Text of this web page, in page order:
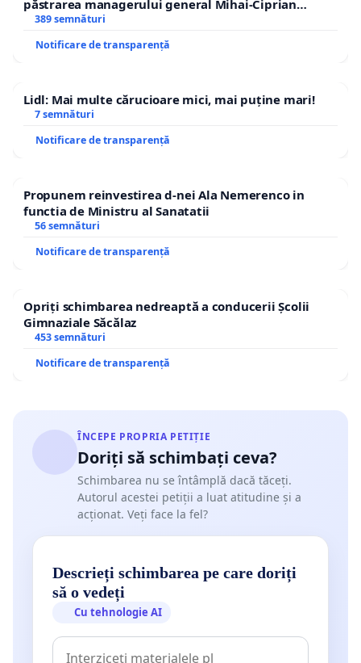
păstrarea managerului general Mihai-Ciprian
ROGOJAN
389 semnături
Notificare de transparență
Lidl: Mai multe cărucioare mici, mai puține mari!
7 semnături
Notificare de transparență
Propunem reinvestirea d-nei Ala Nemerenco in
functia de Ministru al Sanatatii
56 semnături
Notificare de transparență
Opriți schimbarea nedreaptă a conducerii Școlii
Gimnaziale Săcălaz
453 semnături
Notificare de transparență
ÎNCEPE PROPRIA PETIȚIE
Doriți să schimbați ceva?
Schimbarea nu se întâmplă dacă tăceți.
Autorul acestei petiții a luat atitudine și a
acționat. Veți face la fel?
Descrieți schimbarea pe care doriți
să o vedeți
Cu tehnologie AI